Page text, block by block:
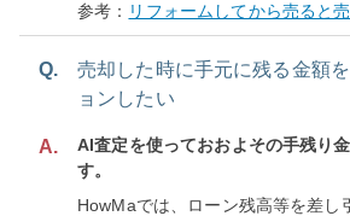
参考： リフォームしてから売ると
Q.
売却した時に手元に残る金額
ョンしたい
A.
AI査定を使っておおよその手残り
す。
HowMaでは、ローン残高等を差し